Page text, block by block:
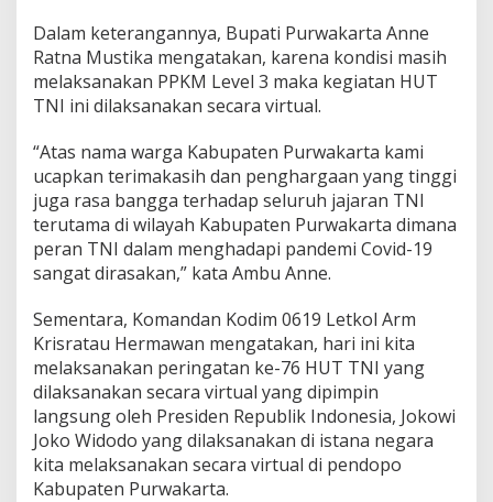
Dalam keterangannya, Bupati Purwakarta Anne
Ratna Mustika mengatakan, karena kondisi masih
melaksanakan PPKM Level 3 maka kegiatan HUT
TNI ini dilaksanakan secara virtual.
“Atas nama warga Kabupaten Purwakarta kami
ucapkan terimakasih dan penghargaan yang tinggi
juga rasa bangga terhadap seluruh jajaran TNI
terutama di wilayah Kabupaten Purwakarta dimana
peran TNI dalam menghadapi pandemi Covid-19
sangat dirasakan,” kata Ambu Anne.
Sementara, Komandan Kodim 0619 Letkol Arm
Krisratau Hermawan mengatakan, hari ini kita
melaksanakan peringatan ke-76 HUT TNI yang
dilaksanakan secara virtual yang dipimpin
langsung oleh Presiden Republik Indonesia, Jokowi
Joko Widodo yang dilaksanakan di istana negara
kita melaksanakan secara virtual di pendopo
Kabupaten Purwakarta.